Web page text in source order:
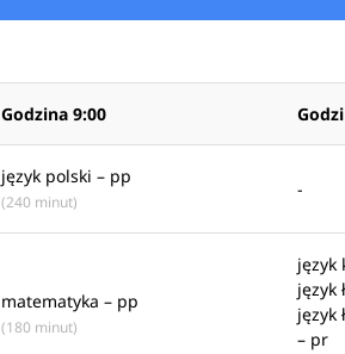
Godzina 9:00
język polski – pp
(240 minut)
-
matematyka – pp
(180 minut)
język
język
język
– pr